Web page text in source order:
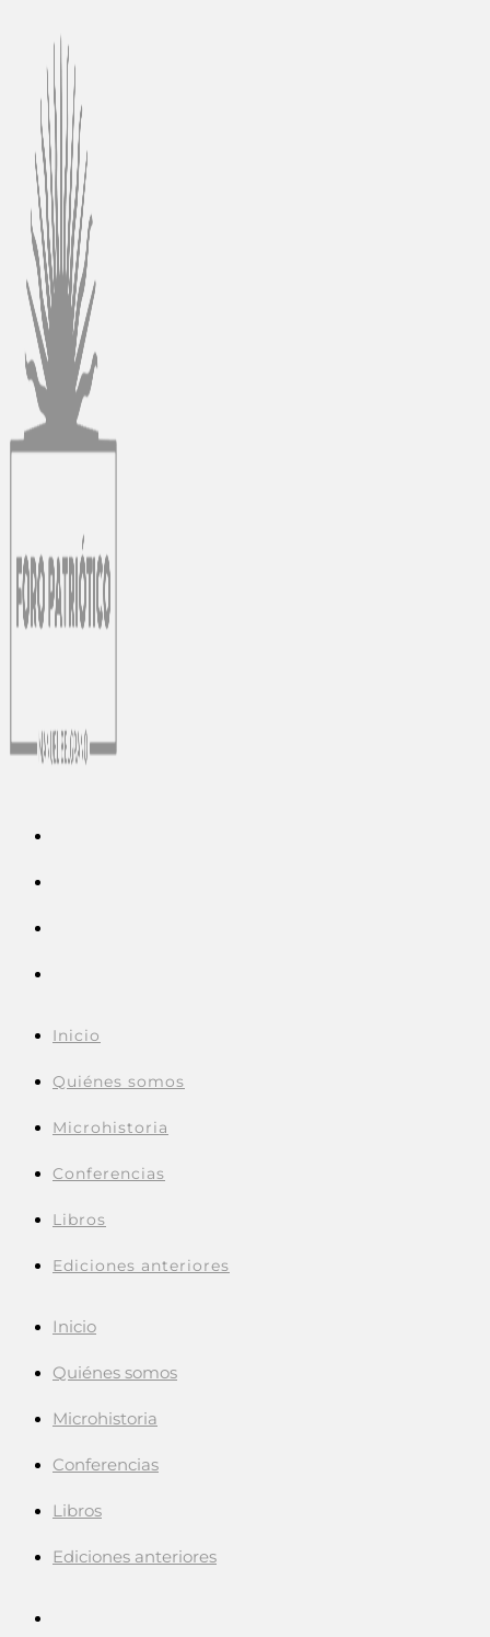
contenido
Inicio
Quiénes somos
Microhistoria
Conferencias
Libros
Ediciones anteriores
Inicio
Quiénes somos
Microhistoria
Conferencias
Libros
Ediciones anteriores